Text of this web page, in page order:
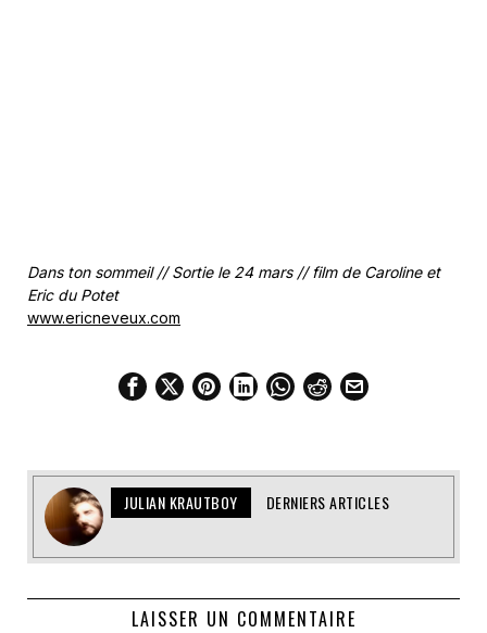
Dans ton sommeil // Sortie le 24 mars // film de Caroline et
Eric du Potet
www.ericneveux.com
JULIAN KRAUTBOY DERNIERS ARTICLES
LAISSER UN COMMENTAIRE